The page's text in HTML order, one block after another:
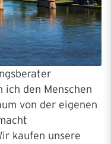
ich den Menschen
von der eigenen
kaufen unsere